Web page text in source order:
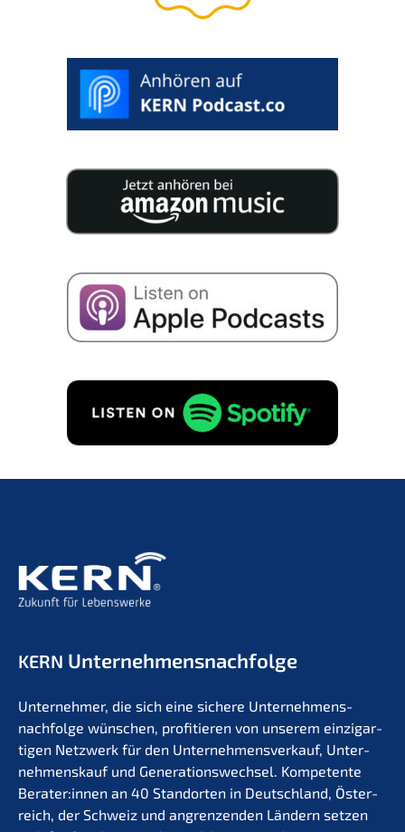
KERN Unternehmens­nachfolge
Unter­neh­mer, die sich eine siche­re Unternehmens­
nachfolge wünschen, profi­tie­ren von unserem einzig­ar­
ti­gen Netzwerk für den Unter­nehmens­verkauf, Unter­
nehmens­kauf und Generations­wechsel. Kompe­ten­te
Berater:innen an 40 Stand­or­ten in Deutsch­land, Öster­
reich, der Schweiz und angren­zen­den Ländern setzen